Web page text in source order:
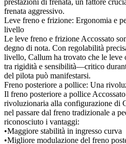
prestazioni di frenata, un fattore
frenata aggressivo.
Leve freno e frizione: Ergonomia e
livello
Le leve freno e frizione Accossato
degno di nota. Con regolabilità
livello, Callum ha trovato che le
tra rigidità e sensibilità—critico
del pilota può manifestarsi.
Freno posteriore a pollice: Una
Il freno posteriore a pollice Accossato
rivoluzionaria alla configurazione di
nel passare dal freno tradizionale a
riconosciuto i vantaggi:
•Maggiore stabilità in ingresso curva
•Migliore modulazione del freno